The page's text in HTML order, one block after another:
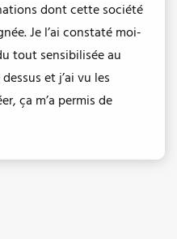
dont cette société
Je l’ai constaté moi-
tout sensibilisée au
et j’ai vu les
ça m’a permis de